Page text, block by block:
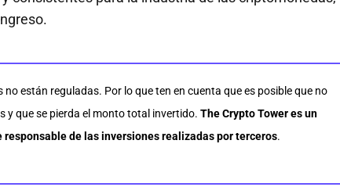
están reguladas. Por lo que ten en cuenta que es posible que no
y que se pierda el monto total invertido. The Crypto Tower es un
responsable de las inversiones realizadas por terceros.